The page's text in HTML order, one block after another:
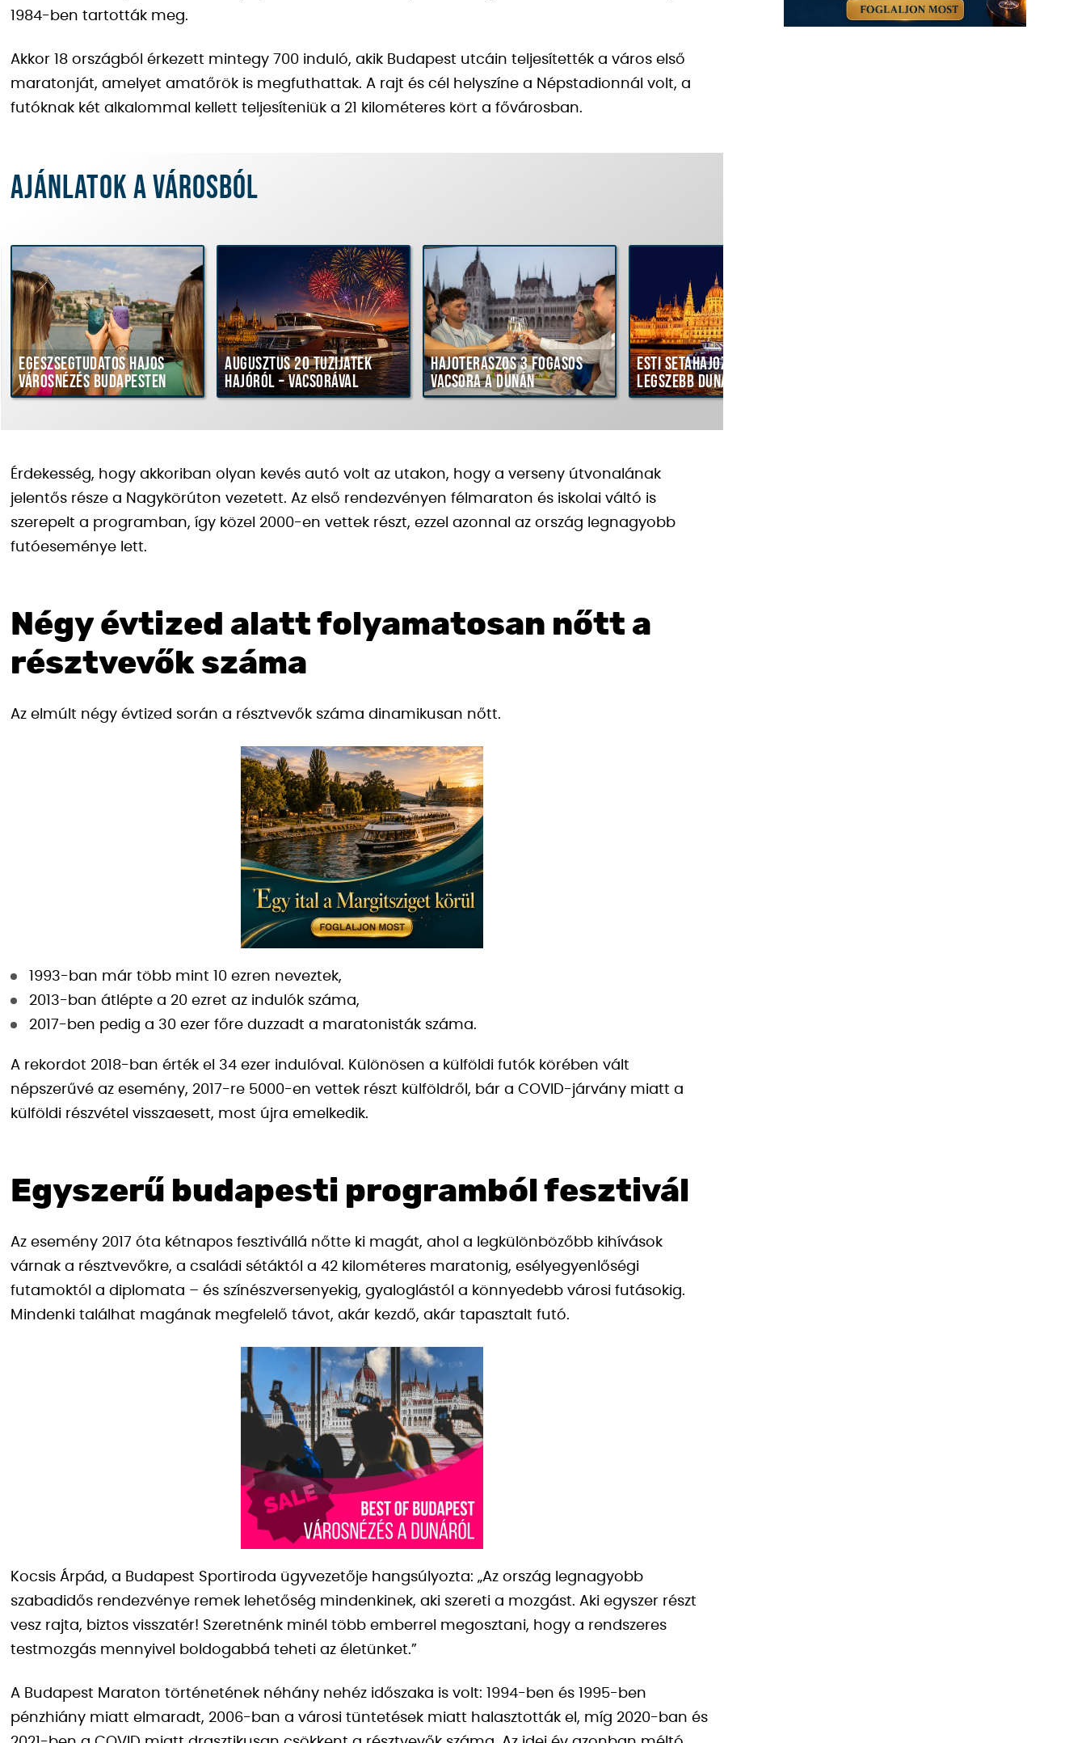
1984-ben tartották meg.
Akkor 18 országból érkezett mintegy 700 induló, akik Budapest utcáin teljesítették a város első
maratonját, amelyet amatőrök is megfuthattak. A rajt és cél helyszíne a Népstadionnál volt, a
futóknak két alkalommal kellett teljesíteniük a 21 kilométeres kört a fővárosban.
Ajánlatok a városból
Egészségtudatos hajós
városnézés Budapesten
Augusztus 20 tűzijáték
hajóról – vacsorával
Hajóteraszos 3 fogásos
vacsora a Dunán
Esti sétahajózás Budapest
legszebb dunai szakaszán
Érdekesség, hogy akkoriban olyan kevés autó volt az utakon, hogy a verseny útvonalának
jelentős része a Nagykörúton vezetett. Az első rendezvényen félmaraton és iskolai váltó is
szerepelt a programban, így közel 2000-en vettek részt, ezzel azonnal az ország legnagyobb
futóeseménye lett.
Négy évtized alatt folyamatosan nőtt a
résztvevők száma
Az elmúlt négy évtized során a résztvevők száma dinamikusan nőtt.
1993-ban már több mint 10 ezren neveztek,
2013-ban átlépte a 20 ezret az indulók száma,
2017-ben pedig a 30 ezer főre duzzadt a maratonisták száma.
A rekordot 2018-ban érték el 34 ezer indulóval. Különösen a külföldi futók körében vált
népszerűvé az esemény, 2017-re 5000-en vettek részt külföldről, bár a COVID-járvány miatt a
külföldi részvétel visszaesett, most újra emelkedik.
Egyszerű budapesti programból fesztivál
Az esemény 2017 óta kétnapos fesztivállá nőtte ki magát, ahol a legkülönbözőbb kihívások
várnak a résztvevőkre, a családi sétáktól a 42 kilométeres maratonig, esélyegyenlőségi
futamoktól a diplomata – és színészversenyekig, gyaloglástól a könnyedebb városi futásokig.
Mindenki találhat magának megfelelő távot, akár kezdő, akár tapasztalt futó.
Kocsis Árpád, a Budapest Sportiroda ügyvezetője hangsúlyozta: „Az ország legnagyobb
szabadidős rendezvénye remek lehetőség mindenkinek, aki szereti a mozgást. Aki egyszer részt
vesz rajta, biztos visszatér! Szeretnénk minél több emberrel megosztani, hogy a rendszeres
testmozgás mennyivel boldogabbá teheti az életünket.”
A Budapest Maraton történetének néhány nehéz időszaka is volt: 1994-ben és 1995-ben
pénzhiány miatt elmaradt, 2006-ban a városi tüntetések miatt halasztották el, míg 2020-ban és